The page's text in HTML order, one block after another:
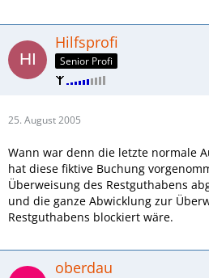
Hilfsprofi
Senior Profi
25. August 2005
Wann war denn die letzte normale
hat diese fiktive Buchung
Überweisung des Restguthabens
und die ganze Abwicklung zur
Restguthabens blockiert wäre.
oberdau